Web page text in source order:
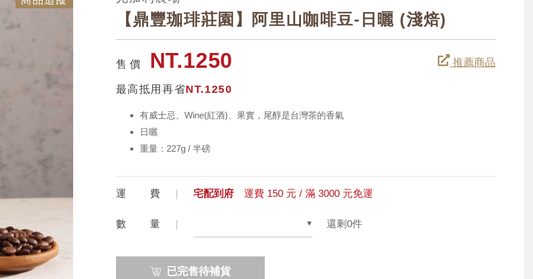
【鼎豐珈琲莊園】阿里山咖啡豆-日曬 (淺焙)
推薦商品
售 價 NT.1250
最高抵用再省NT.1250
有威士忌、Wine(紅酒)、果實，尾醇是台灣茶的香氣
日曬
重量：227g / 半磅
運 費 宅配到府 運費 150 元 / 滿 3000 元免運
數 量 還剩0件
已完售待補貨